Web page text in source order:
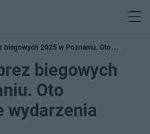
biegowych 2025 w Poznaniu. Oto
biegowych
Oto
wydarzenia